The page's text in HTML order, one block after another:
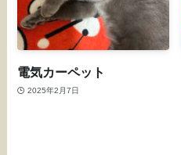
電気カーペット
2025年2月7日